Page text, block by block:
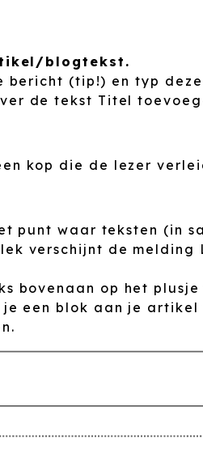
blogtekst.
bericht (tip!) en typ
de tekst Titel
kop die de lezer
punt waar teksten (in
verschijnt de melding
bovenaan op het
een blok aan je artikel